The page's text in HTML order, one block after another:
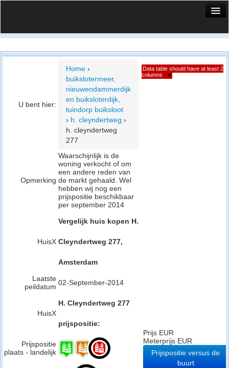
Vergelijk prijsposities - wijk
InfoU bent hier:
Home ›
buikslotermeer,
nieuwendammerdijk
en buiksloterdijk,
tuindorp buiksloot
› h. cleyndertweg ›
h. cleyndertweg
277
Opmerking
Waarschijnlijk is de
woning verkocht of om
een andere reden van
de markt gehaald. Wel
hebben wij nog een
prijspositie beschikbaar
per september 2014
HuisX
Vergelijk huis kopen H.
Cleyndertweg 277,
Amsterdam
Laatste
peildatum 02-September-2014
HuisX
H. Cleyndertweg 277
prijspositie:
Prijspositie
plaats - landelijk
Data table should have at least 2
columns
×
Prijs EUR
Meterprijs EUR
Prijspositie versus de
buurt